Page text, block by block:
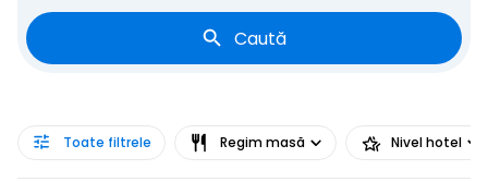
Caută
Toate filtrele Regim masă Nivel hotel